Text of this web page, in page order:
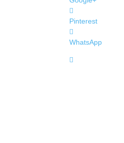
Pinterest
WhatsApp